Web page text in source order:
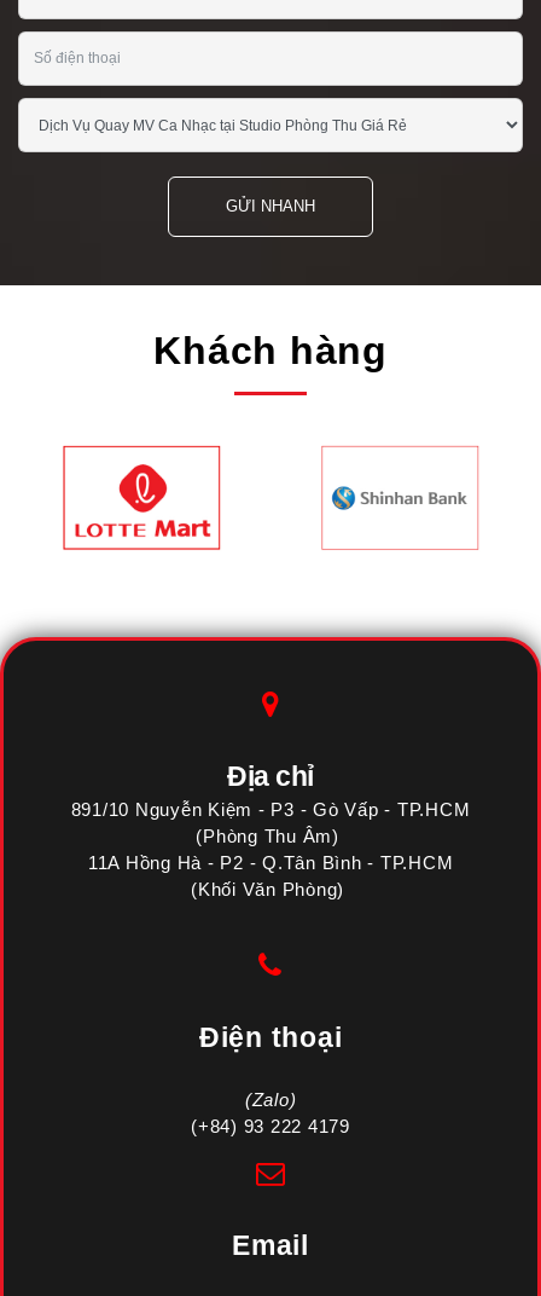
GỬI NHANH
Khách hàng
Địa chỉ
891/10 Nguyễn Kiệm - P3 - Gò Vấp - TP.HCM
(Phòng Thu Âm)
11A Hồng Hà - P2 - Q.Tân Bình - TP.HCM
(Khối Văn Phòng)
Điện thoại
(Zalo)
(+84) 93 222 4179
Email